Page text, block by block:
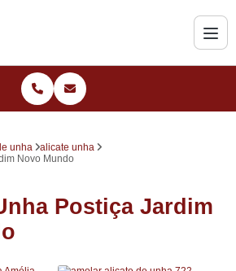
unha
alicate unha
Novo Mundo
Postiça Jardim